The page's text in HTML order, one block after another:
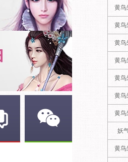
黄鸟
黄鸟
黄鸟
黄鸟
黄鸟
黄鸟
黄鸟
妖
黄鸟